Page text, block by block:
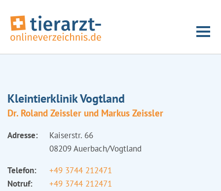
Kleintierklinik Vogtland
Dr. Roland Zeissler und Markus Zeissler
Adresse:
Kaiserstr. 66
08209 Auerbach/Vogtland
Telefon:
+49 3744 212471
Notruf:
+49 3744 212471